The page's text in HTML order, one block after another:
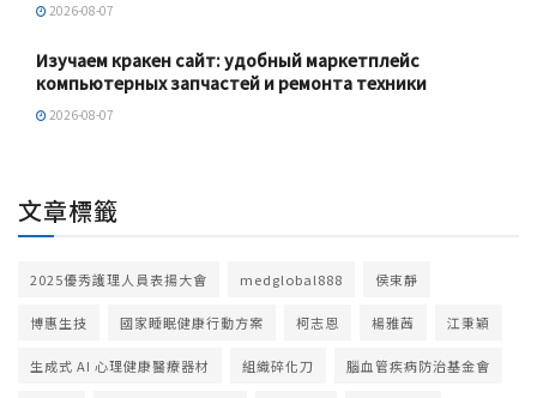
2026-08-07
Изучаем кракен сайт: удобный маркетплейс
компьютерных запчастей и ремонта техники
2026-08-07
文章標籤
2025優秀護理人員表揚大會 medglobal888 侯束靜
博惠生技 國家睡眠健康行動方案 柯志恩 楊雅茜 江秉穎
生成式 AI 心理健康醫療器材 組織碎化刀 腦血管疾病防治基金會